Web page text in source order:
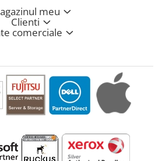
meu
Clienti
comerciale